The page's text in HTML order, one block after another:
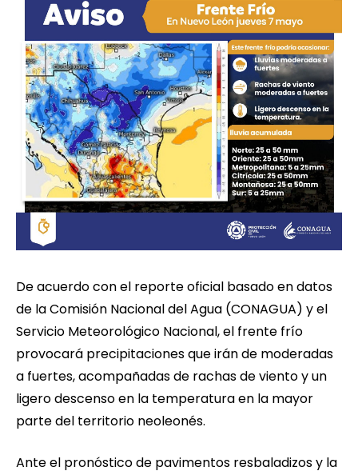
De acuerdo con el reporte oficial basado en datos
de la Comisión Nacional del Agua (CONAGUA) y el
Servicio Meteorológico Nacional, el frente frío
provocará precipitaciones que irán de moderadas
a fuertes, acompañadas de rachas de viento y un
ligero descenso en la temperatura en la mayor
parte del territorio neoleonés.
Ante el pronóstico de pavimentos resbaladizos y la